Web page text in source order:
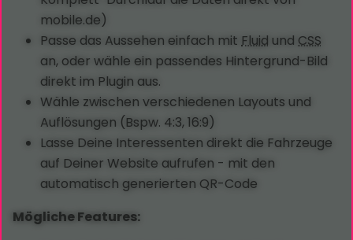
mobile.de)
Passe das Aussehen einfach mitFluid undCSS
an, oder wähle ein passendes Hintergrund-Bild
direkt im Plugin aus.
Wähle zwischen verschiedenen Layouts und
Auflösungen (Bspw. 4:3, 16:9)
Lasse Deine Interessenten direkt die Fahrzeuge
auf Deiner Website aufrufen - mit den
automatisch generierten QR-Code
Mögliche Features: